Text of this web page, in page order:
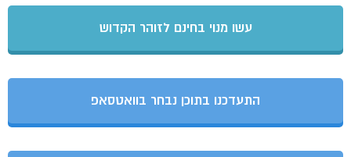
עשו מנוי בחינם לזוהר הקדוש
התעדכנו בתוכן נבחר בוואטסאפ